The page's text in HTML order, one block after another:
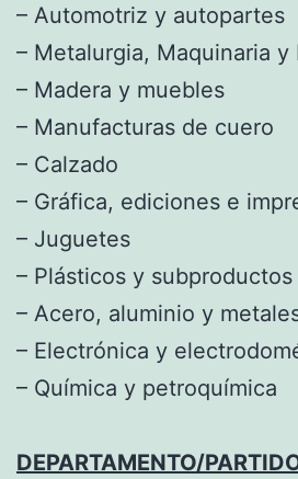
– Automotriz y autopartes
– Metalurgia, Maquinaria y
– Madera y muebles
– Manufacturas de cuero
– Calzado
– Gráfica, ediciones e
– Juguetes
– Plásticos y subproductos
– Acero, aluminio y
– Electrónica y
– Química y petroquímica
DEPARTAMENTO/